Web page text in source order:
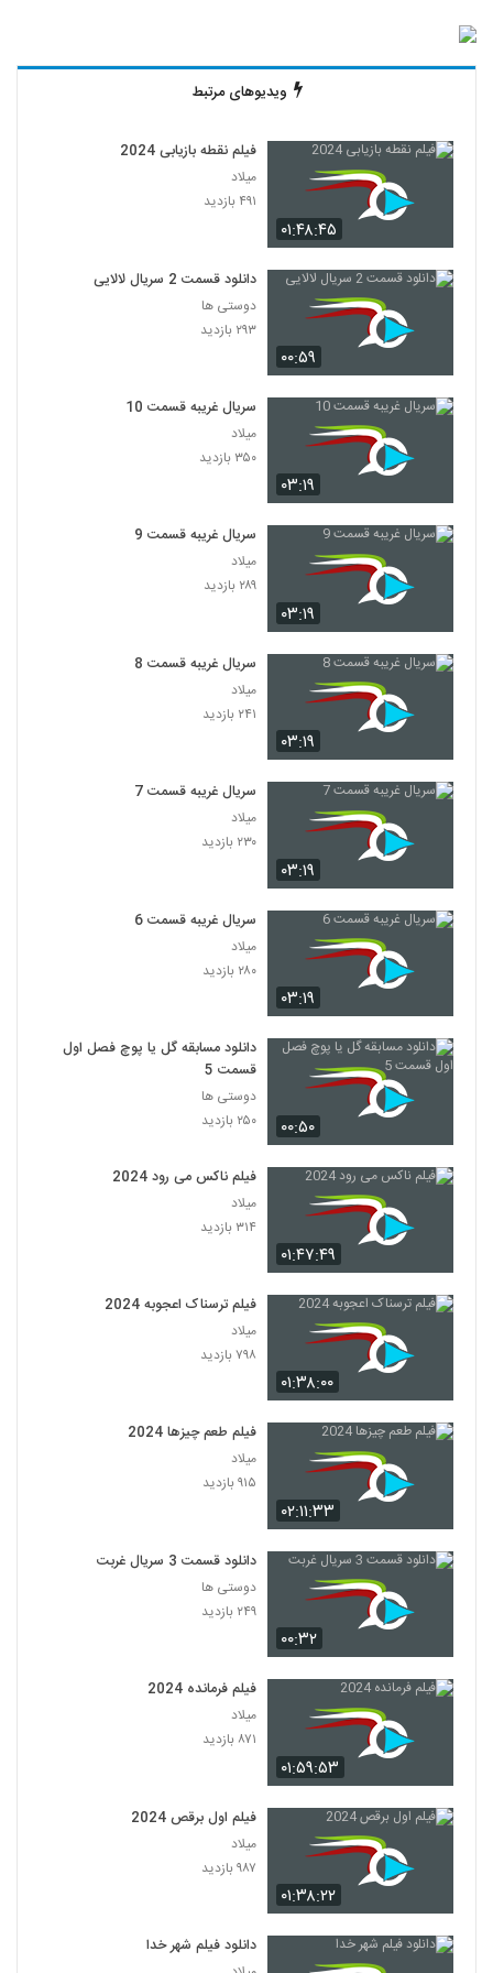
ویدیوهای مرتبط
۰۱:۴۸:۴۵
فیلم نقطه بازیابی 2024
میلاد
۴۹۱ بازدید
۰۰:۵۹
دانلود قسمت 2 سریال لالایی
دوستی ها
۲۹۳ بازدید
۰۳:۱۹
سریال غریبه قسمت 10
میلاد
۳۵۰ بازدید
۰۳:۱۹
سریال غریبه قسمت 9
میلاد
۲۸۹ بازدید
۰۳:۱۹
سریال غریبه قسمت 8
میلاد
۲۴۱ بازدید
۰۳:۱۹
سریال غریبه قسمت 7
میلاد
۲۳۰ بازدید
۰۳:۱۹
سریال غریبه قسمت 6
میلاد
۲۸۰ بازدید
۰۰:۵۰
دانلود مسابقه گل یا پوچ فصل اول
قسمت 5
دوستی ها
۲۵۰ بازدید
۰۱:۴۷:۴۹
فیلم ناکس می رود 2024
میلاد
۳۱۴ بازدید
۰۱:۳۸:۰۰
فیلم ترسناک اعجوبه 2024
میلاد
۷۹۸ بازدید
۰۲:۱۱:۳۳
فیلم طعم چیزها 2024
میلاد
۹۱۵ بازدید
۰۰:۳۲
دانلود قسمت 3 سریال غربت
دوستی ها
۲۴۹ بازدید
۰۱:۵۹:۵۳
فیلم فرمانده 2024
میلاد
۸۷۱ بازدید
۰۱:۳۸:۲۲
فیلم اول برقص 2024
میلاد
۹۸۷ بازدید
دانلود فیلم شهر خدا